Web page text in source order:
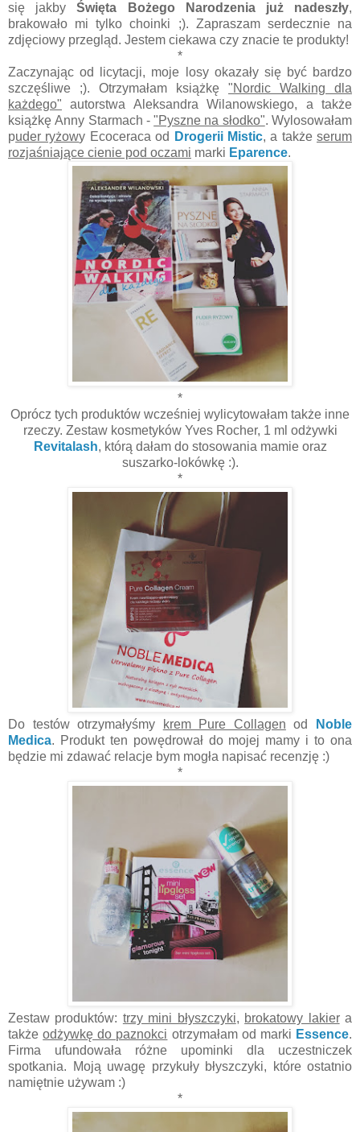
się jakbyŚwięta Bożego Narodzenia już nadeszły,
brakowało mi tylko choinki ;). Zapraszam serdecznie na
zdjęciowy przegląd. Jestem ciekawa czy znacie te produkty!
*
Zaczynając od licytacji, moje losy okazały się być bardzo
szczęśliwe ;). Otrzymałam książkę "Nordic Walking dla
każdego"
autorstwa Aleksandra Wilanowskiego, a także
książkę Anny Starmach -"Pyszne na słodko". Wylosowałam
puder ryżowy Ecoceraca od Drogerii Mistic, a także serum
rozjaśniające cienie pod oczami marki Eparence.
*
Oprócz tych produktów wcześniej wylicytowałam także inne
rzeczy. Zestaw kosmetyków Yves Rocher, 1 ml odżywki
Revitalash, którą dałam do stosowania mamie oraz
suszarko-lokówkę :).
*
Do testów otrzymałyśmy krem Pure Collagen od
Noble
Medica. Produkt ten powędrował do mojej mamy i to ona
będzie mi zdawać relacje bym mogła napisać recenzję :)
*
Zestaw produktów: trzy mini błyszczyki, brokatowy lakiera
takżeodżywkę do paznokci otrzymałam od marki Essence.
Firma ufundowała różne upominki dla uczestniczek
spotkania. Moją uwagę przykuły błyszczyki, które ostatnio
namiętnie używam :)
*